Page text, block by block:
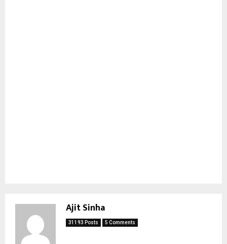
Ajit Sinha
31193 Posts 5 Comments